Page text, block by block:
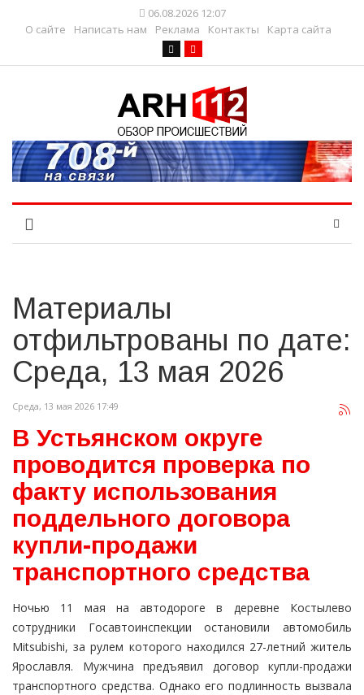
06.08.2026 12:07
О сайте
Написать нам Реклама Контакты Карта сайта
Материалы
отфильтрованы по дате:
Среда, 13 мая 2026
Среда, 13 мая 2026 17:49
В Устьянском округе
проводится проверка по
факту использования
поддельного договора
купли-продажи
транспортного средства
Ночью 11 мая на автодороге в деревне Костылево
сотрудники Госавтоинспекции остановили автомобиль
Mitsubishi, за рулем которого находился 27-летний житель
Ярославля. Мужчина предъявил договор купли-продажи
транспортного средства. Однако его подлинность вызвала